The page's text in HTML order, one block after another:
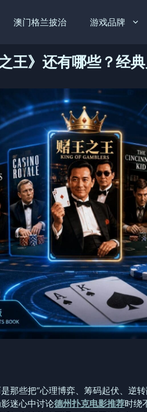
澳门格兰披治 游戏品牌
王》还有哪些？经
那些把“心理博弈、筹码起伏、逆
迷心中讨论德州扑克电影推荐时绕